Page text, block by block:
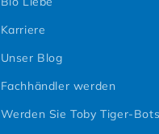
Karriere
Unser Blog
Fachhändler werden
Werden Sie Toby Tiger-